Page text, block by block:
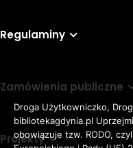
Regulaminy
Zamówienia publiczne
Projekty
Droga Użytkowniczko,
bibliotekagdynia.pl
obowiązuje tzw. RODO,